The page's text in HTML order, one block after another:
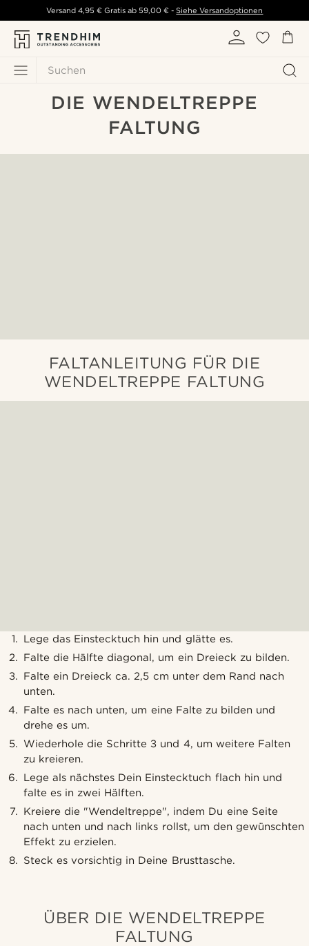
Suchen
Versand 4,95 € Gratis ab59,00 € - Siehe Versandoptionen
DIE WENDELTREPPE
FALTUNG
FALTANLEITUNG FÜR DIE
WENDELTREPPE FALTUNG
Lege das Einstecktuch hin und glätte es.
Falte die Hälfte diagonal, um ein Dreieck zu bilden.
Falte ein Dreieck ca. 2,5 cm unter dem Rand nach
unten.
Falte es nach unten, um eine Falte zu bilden und
drehe es um.
Wiederhole die Schritte 3 und 4, um weitere Falten
zu kreieren.
Lege als nächstes Dein Einstecktuch flach hin und
falte es in zwei Hälften.
Kreiere die "Wendeltreppe", indem Du eine Seite
nach unten und nach links rollst, um den gewünschten
Effekt zu erzielen.
Steck es vorsichtig in Deine Brusttasche.
ÜBER DIE WENDELTREPPE
FALTUNG